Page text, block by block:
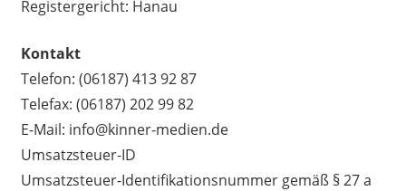
Registergericht: Hanau
Kontakt
Telefon: (06187) 413 92 87
Telefax: (06187) 202 99 82
E-Mail: info@kinner-medien.de
Umsatzsteuer-ID
Umsatzsteuer-Identifikationsnummer gemäß § 27 a